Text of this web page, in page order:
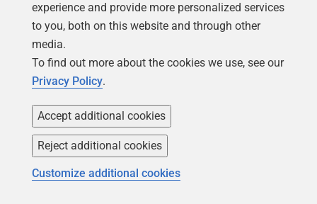
experience and provide more personalized services
to you, both on this website and through other
media.
To find out more about the cookies we use, see our
Privacy Policy.
Accept additional cookies
Reject additional cookies
Customize additional cookies